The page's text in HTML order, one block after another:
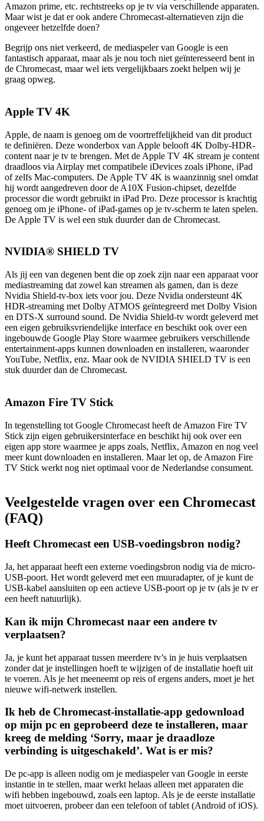
Amazon prime, etc. rechtstreeks op je tv via verschillende apparaten.
Maar wist je dat er ook andere Chromecast-alternatieven zijn die
ongeveer hetzelfde doen?
Begrijp ons niet verkeerd, de mediaspeler van Google is een
fantastisch apparaat, maar als je nou toch niet geïnteresseerd bent in
de Chromecast, maar wel iets vergelijkbaars zoekt helpen wij je
graag opweg.
Apple TV 4K
Apple, de naam is genoeg om de voortreffelijkheid van dit product
te definiëren. Deze wonderbox van Apple belooft 4K Dolby-HDR-
content naar je tv te brengen. Met de Apple TV 4K stream je content
draadloos via Airplay met compatibele iDevices zoals iPhone, iPad
of zelfs Mac-computers. De Apple TV 4K is waanzinnig snel omdat
hij wordt aangedreven door de A10X Fusion-chipset, dezelfde
processor die wordt gebruikt in iPad Pro. Deze processor is krachtig
genoeg om je iPhone- of iPad-games op je tv-scherm te laten spelen.
De Apple TV is wel een stuk duurder dan de Chromecast.
NVIDIA® SHIELD TV
Als jij een van degenen bent die op zoek zijn naar een apparaat voor
mediastreaming dat zowel kan streamen als gamen, dan is deze
Nvidia Shield-tv-box iets voor jou. Deze Nvidia ondersteunt 4K
HDR-streaming met Dolby ATMOS geïntegreerd met Dolby Vision
en DTS-X surround sound. De Nvidia Shield-tv wordt geleverd met
een eigen gebruiksvriendelijke interface en beschikt ook over een
ingebouwde Google Play Store waarmee gebruikers verschillende
entertainment-apps kunnen downloaden en installeren, waaronder
YouTube, Netflix, enz. Maar ook de NVIDIA SHIELD TV is een
stuk duurder dan de Chromecast.
Amazon Fire TV Stick
In tegenstelling tot Google Chromecast heeft de Amazon Fire TV
Stick zijn eigen gebruikersinterface en beschikt hij ook over een
eigen app store waarmee je apps zoals, Netflix, Amazon en nog veel
meer kunt downloaden en installeren. Maar let op, de Amazon Fire
TV Stick werkt nog niet optimaal voor de Nederlandse consument.
Veelgestelde vragen over een Chromecast
(FAQ)
Heeft Chromecast een USB-voedingsbron nodig?
Ja, het apparaat heeft een externe voedingsbron nodig via de micro-
USB-poort. Het wordt geleverd met een muuradapter, of je kunt de
USB-kabel aansluiten op een actieve USB-poort op je tv (als je tv er
een heeft natuurlijk).
Kan ik mijn Chromecast naar een andere tv
verplaatsen?
Ja, je kunt het apparaat tussen meerdere tv’s in je huis verplaatsen
zonder dat je instellingen hoeft te wijzigen of de installatie hoeft uit
te voeren. Als je het meeneemt op reis of ergens anders, moet je het
nieuwe wifi-netwerk instellen.
Ik heb de Chromecast-installatie-app gedownload
op mijn pc en geprobeerd deze te installeren, maar
kreeg de melding ‘Sorry, maar je draadloze
verbinding is uitgeschakeld’. Wat is er mis?
De pc-app is alleen nodig om je mediaspeler van Google in eerste
instantie in te stellen, maar werkt helaas alleen met apparaten die
wifi hebben ingebouwd, zoals een laptop. Als je de eerste installatie
moet uitvoeren, probeer dan een telefoon of tablet (Android of iOS).